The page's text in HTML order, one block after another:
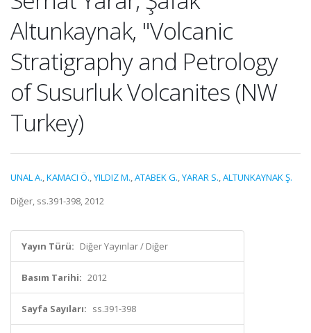
Altunkaynak, "Volcanic
Stratigraphy and Petrology
of Susurluk Volcanites (NW
Turkey)
UNAL A.,KAMACI Ö.,YILDIZ M.,ATABEK G.,YARAR S.,ALTUNKAYNAK Ş.
Diğer, ss.391-398, 2012
Yayın Türü: Diğer Yayınlar / Diğer
Basım Tarihi: 2012
Sayfa Sayıları: ss.391-398